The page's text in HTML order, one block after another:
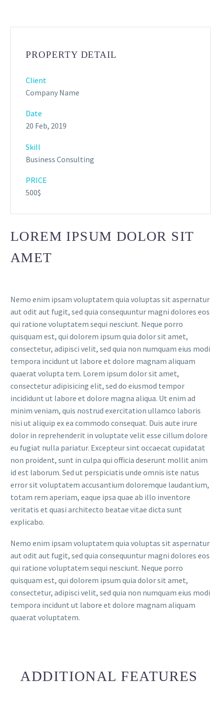
PROPERTY DETAIL
Client
Company Name
Date
20 Feb, 2019
Skill
Business Consulting
PRICE
500$
LOREM IPSUM DOLOR SIT
AMET
Nemo enim ipsam voluptatem quia voluptas sit aspernatur
aut odit aut fugit, sed quia consequuntur magni dolores eos
qui ratione voluptatem sequi nesciunt. Neque porro
quisquam est, qui dolorem ipsum quia dolor sit amet,
consectetur, adipisci velit, sed quia non numquam eius modi
tempora incidunt ut labore et dolore magnam aliquam
quaerat volupta tem. Lorem ipsum dolor sit amet,
consectetur adipisicing elit, sed do eiusmod tempor
incididunt ut labore et dolore magna aliqua. Ut enim ad
minim veniam, quis nostrud exercitation ullamco laboris
nisi ut aliquip ex ea commodo consequat. Duis aute irure
dolor in reprehenderit in voluptate velit esse cillum dolore
eu fugiat nulla pariatur. Excepteur sint occaecat cupidatat
non proident, sunt in culpa qui officia deserunt mollit anim
id est laborum. Sed ut perspiciatis unde omnis iste natus
error sit voluptatem accusantium doloremque laudantium,
totam rem aperiam, eaque ipsa quae ab illo inventore
veritatis et quasi architecto beatae vitae dicta sunt
explicabo.
Nemo enim ipsam voluptatem quia voluptas sit aspernatur
aut odit aut fugit, sed quia consequuntur magni dolores eos
qui ratione voluptatem sequi nesciunt. Neque porro
quisquam est, qui dolorem ipsum quia dolor sit amet,
consectetur, adipisci velit, sed quia non numquam eius modi
tempora incidunt ut labore et dolore magnam aliquam
quaerat voluptatem.
ADDITIONAL FEATURES